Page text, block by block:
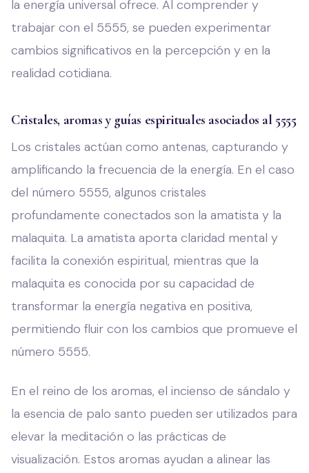
la energía universal ofrece. Al comprender y
trabajar con el 5555, se pueden experimentar
cambios significativos en la percepción y en la
realidad cotidiana.
Cristales, aromas y guías espirituales asociados al 5555
Los cristales actúan como antenas, capturando y
amplificando la frecuencia de la energía. En el caso
del número 5555, algunos cristales
profundamente conectados son la amatista y la
malaquita. La amatista aporta claridad mental y
facilita la conexión espiritual, mientras que la
malaquita es conocida por su capacidad de
transformar la energía negativa en positiva,
permitiendo fluir con los cambios que promueve el
número 5555.
En el reino de los aromas, el incienso de sándalo y
la esencia de palo santo pueden ser utilizados para
elevar la meditación o las prácticas de
visualización. Estos aromas ayudan a alinear las